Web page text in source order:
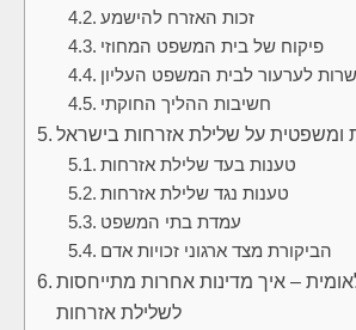
זכות האזרח להישמע
פיקוח של בית המשפט המחוזי
לערעור לבית המשפט העליון
חשיבות ההליך החוקתי
ומשפטית על שלילת אזרחות בישראל
טענות בעד שלילת אזרחות
טענות נגד שלילת אזרחות
עמדת בתי המשפט
הביקורת מצד ארגוני זכויות אדם
– איך מדינות אחרות מתייחסות
לשלילת אזרחות